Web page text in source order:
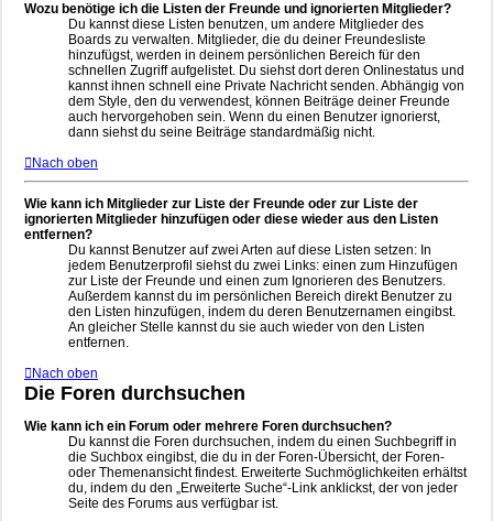
Wozu benötige ich die Listen der Freunde und ignorierten Mitglieder?
Du kannst diese Listen benutzen, um andere Mitglieder des
Boards zu verwalten. Mitglieder, die du deiner Freundesliste
hinzufügst, werden in deinem persönlichen Bereich für den
schnellen Zugriff aufgelistet. Du siehst dort deren Onlinestatus und
kannst ihnen schnell eine Private Nachricht senden. Abhängig von
dem Style, den du verwendest, können Beiträge deiner Freunde
auch hervorgehoben sein. Wenn du einen Benutzer ignorierst,
dann siehst du seine Beiträge standardmäßig nicht.
Nach oben
Wie kann ich Mitglieder zur Liste der Freunde oder zur Liste der
ignorierten Mitglieder hinzufügen oder diese wieder aus den Listen
entfernen?
Du kannst Benutzer auf zwei Arten auf diese Listen setzen: In
jedem Benutzerprofil siehst du zwei Links: einen zum Hinzufügen
zur Liste der Freunde und einen zum Ignorieren des Benutzers.
Außerdem kannst du im persönlichen Bereich direkt Benutzer zu
den Listen hinzufügen, indem du deren Benutzernamen eingibst.
An gleicher Stelle kannst du sie auch wieder von den Listen
entfernen.
Nach oben
Die Foren durchsuchen
Wie kann ich ein Forum oder mehrere Foren durchsuchen?
Du kannst die Foren durchsuchen, indem du einen Suchbegriff in
die Suchbox eingibst, die du in der Foren-Übersicht, der Foren-
oder Themenansicht findest. Erweiterte Suchmöglichkeiten erhältst
du, indem du den „Erweiterte Suche“-Link anklickst, der von jeder
Seite des Forums aus verfügbar ist.